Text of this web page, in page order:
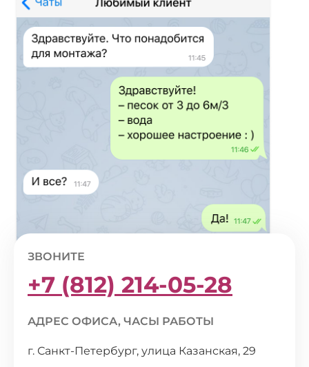
ЗВОНИТЕ
+7 (812) 214-05-28
АДРЕС ОФИСА, ЧАСЫ РАБОТЫ
г. Санкт-Петербург, улица Казанская, 29